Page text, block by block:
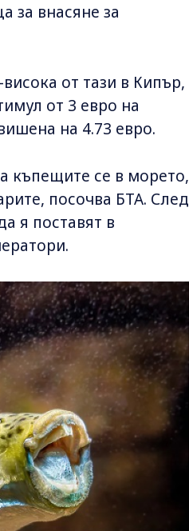
за внасяне за
от тази в Кипър,
от 3 евро на
на 4.73 евро.
къпещите се в морето,
посочва БТА. След
я поставят в